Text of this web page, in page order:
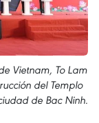
Vietnam, To Lam
del Templo
de Bac Ninh.